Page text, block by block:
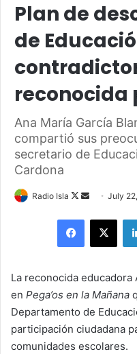
Plan de
de
reconocida
Ana María García
compartió sus
secretario de
Cardona
Radio Isla
Follow
Send
email
July
Facebook
X
La reconocida educadora
en Pega’os en la Mañana
Departamento de
participación ciudadana
comunidades escolares.